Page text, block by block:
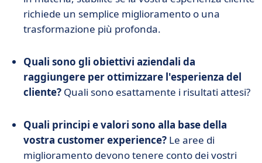
richiede un semplice miglioramento o una
trasformazione più profonda.
Quali sono gli obiettivi aziendali da
raggiungere per ottimizzare l'esperienza del
cliente? Quali sono esattamente i risultati attesi?
Quali principi e valori sono alla base della
vostra customer experience? Le aree di
miglioramento devono tenere conto dei vostri